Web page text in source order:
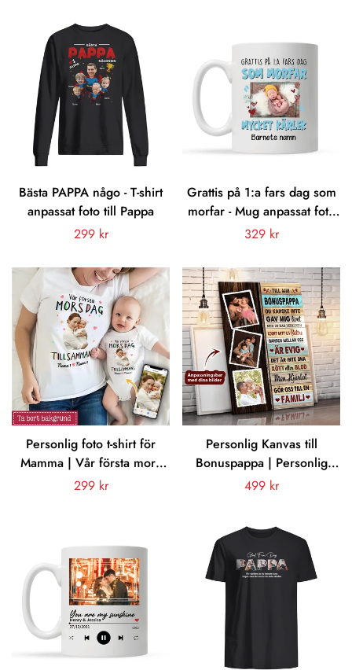
Bästa PAPPA någo - T-shirt
anpassat foto till Pappa
Vanligt
299 kr
Grattis på 1:a fars dag som
morfar - Mug anpassat foto
till Farfar Morfar
Vanligt
329 kr
Personlig foto t-shirt för
Mamma | Vår första mors
dag tillsammans
Vanligt
299 kr
Personlig Kanvas till
Bonuspappa | Personlig
presenter till pappa | Det är
Vanligt
499 kr